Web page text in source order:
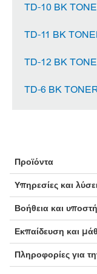
TD-10 BK
TD-11 BK
TD-12 BK
TD-6 BK
Προϊόντα
Υπηρεσίες και
Βοήθεια και
Εκπαίδευση και
Πληροφορίες για